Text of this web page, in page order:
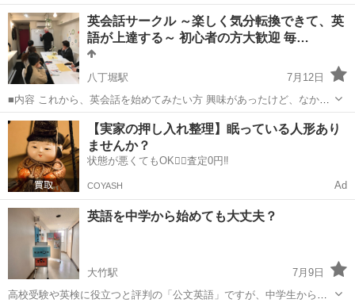
ゲストハウス、インフォメーション、レストラン、アパレルなど....)
(お問い合わせの際は、名字だけでもお知らせくださいます様宜しくお
願い致します。申し訳な...
広島 広島市 英会話 接客業
英会話サークル ～楽しく気分転換できて、英
語が上達する～ 初心者の方大歓迎 毎…
八丁堀駅
7月12日
■内容 これから、英会話を始めてみたい方 興味があったけど、なかな
かきっかけがなかった方 どこも入会金や月謝が高くて通えなかった方
広島で一番安く。広島で一番楽しく。をテーマに ネイティブのの先生
を迎え...
広島 広島市 八丁堀駅 英会話 クラス
【実家の押し入れ整理】眠っている人形あり
ませんか？
状態が悪くてもOK🙆‍♀️査定0円‼️
COYASH Ad
英語を中学から始めても大丈夫？
大竹駅
7月9日
高校受験や英検に役立つと評判の「公文英語」ですが、中学生からは